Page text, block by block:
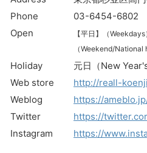
Phone
03-6454-6802
Open
【平日】（
（Weekend/
Holiday
元日（New
Web store
http://reall-
Weblog
https://
Twitter
https://
Instagram
https://